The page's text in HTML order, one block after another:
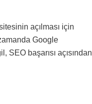
açılması için
Google
SEO başarısı açısından